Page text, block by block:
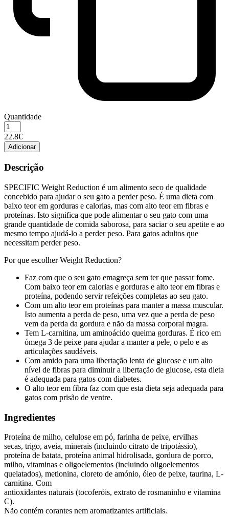
Quantidade
Quantidade
de
SPECIFIC
CAT
-
FRD
Reduct
1.6kg
22.8€
Adicionar
Descrição
SPECIFIC Weight Reduction é um alimento seco de qualidade
concebido para ajudar o seu gato a perder peso. É uma dieta com
baixo teor em gorduras e calorias, mas com alto teor em fibras e
proteínas. Isto significa que pode alimentar o seu gato com uma
grande quantidade de comida saborosa, para saciar o seu apetite e ao
mesmo tempo ajudá-lo a perder peso. Para gatos adultos que
necessitam perder peso.
Por que escolher Weight Reduction?
Faz com que o seu gato emagreça sem ter que passar fome.
Com baixo teor em calorias e gorduras e alto teor em fibras e
proteína, podendo servir refeições completas ao seu gato.
Com um alto teor em proteínas para manter a massa muscular.
Isto aumenta a perda de peso, uma vez que a perda de peso
vem da perda da gordura e não da massa corporal magra.
Tem L-carnitina, um aminoácido queima gorduras. É rico em
ómega 3 de peixe para ajudar a manter a pele, o pelo e as
articulações saudáveis.
Com amido para uma libertação lenta de glucose e um alto
nível de fibras para diminuir a libertação de glucose, esta dieta
é adequada para gatos com diabetes.
O alto teor em fibra faz com que esta dieta seja adequada para
gatos com prisão de ventre.
Ingredientes
Proteína de milho, celulose em pó, farinha de peixe, ervilhas
secas, trigo, aveia, minerais (incluindo citrato de tripotássio),
proteína de batata, proteína animal hidrolisada, gordura de porco,
milho, vitaminas e oligoelementos (incluindo oligoelementos
quelatados), metionina, cloreto de amónio, óleo de peixe, taurina, L-
carnitina. Com
antioxidantes naturais (tocoferóis, extrato de rosmaninho e vitamina
C).
Não contém corantes nem aromatizantes artificiais.